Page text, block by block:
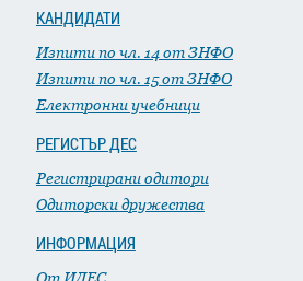
КАНДИДАТИ
Изпити по чл. 14 от ЗНФО
Изпити по чл. 15 от ЗНФО
Електронни учебници
РЕГИСТЪР ДЕС
Регистрирани одитори
Одиторски дружества
ИНФОРМАЦИЯ
От ИДЕС